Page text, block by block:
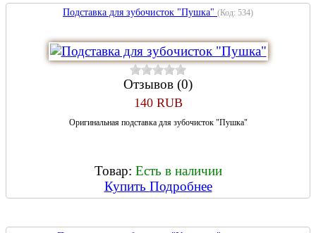
Подставка для зубочисток "Пушка" (Код: 534)
Отзывов (0)
140 RUB
Оригинальная подставка для зубочисток "Пушка"
Товар: Есть в наличии
Купить Подробнее